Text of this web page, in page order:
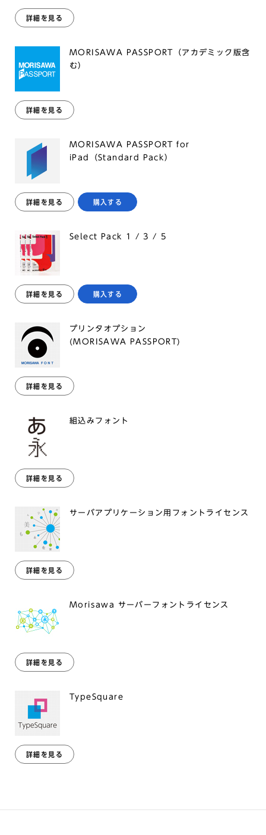
詳細を見る
MORISAWA PASSPORT（アカデミック版含
む）
詳細を見る
MORISAWA PASSPORT for
iPad（Standard Pack）
詳細を見る 購入する
Select Pack 1 / 3 / 5
詳細を見る 購入する
プリンタオプション
(MORISAWA PASSPORT)
詳細を見る
組込みフォント
詳細を見る
サーバアプリケーション用フォントライセンス
詳細を見る
Morisawa サーバーフォントライセンス
詳細を見る
TypeSquare
詳細を見る